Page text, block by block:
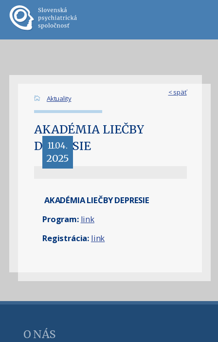
< späť
Aktuality
AKADÉMIA LIEČBY
DEPRESIE
11.04.
2025
AKADÉMIA LIEČBY DEPRESIE
Program: link
Registrácia: link
O NÁS